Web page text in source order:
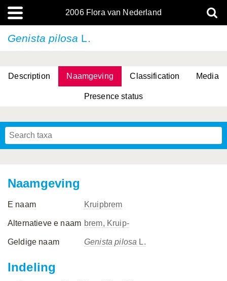
2006 Flora van Nederland
Genista pilosa L.
Description Naamgeving Classification Media
Presence status
Naamgeving
E naam Kruipbrem
Alternatieve e naam brem, Kruip-
Geldige naam Genista pilosa L.
Indeling